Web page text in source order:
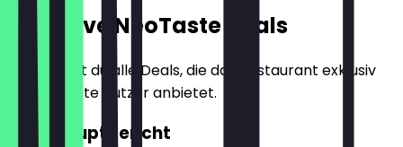
Exklusive NeoTaste Deals
Hier findest du alle Deals, die das Restaurant exklusiv
für NeoTaste Nutzer anbietet.
2für1 Hauptgericht